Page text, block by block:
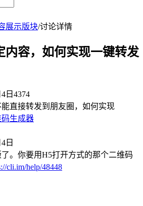
展示版块/讨论详情
内容，如何实现一键转发
日 4374
直接转发到朋友圈，如何实现
码生成器
日
。你要用H5打开方式的那个二维码
cli.im/help/48448